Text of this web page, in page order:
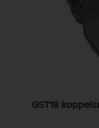
GST18